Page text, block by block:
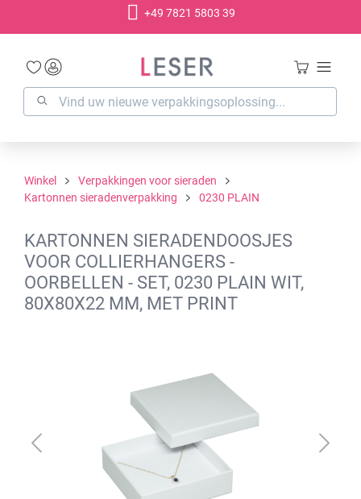
+49 7821 5803 39
Winkel
Verpakkingen voor sieraden
Kartonnen sieradenverpakking
0230 PLAIN
KARTONNEN SIERADENDOOSJES
VOOR COLLIERHANGERS -
OORBELLEN - SET, 0230 PLAIN WIT,
80X80X22 MM, MET PRINT